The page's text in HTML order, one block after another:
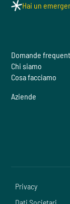
Hai un
Domande
Chi siamo
Cosa facciamo
Aziende
Privacy